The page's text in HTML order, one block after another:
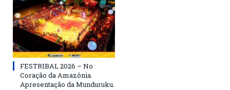
FESTRIBAL 2026 – No
Coração da Amazônia.
Apresentação da Munduruku.